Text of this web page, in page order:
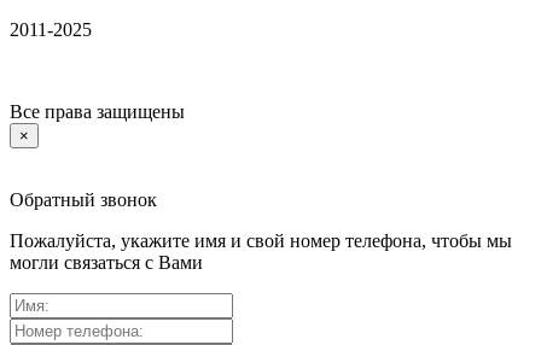
2011-2025
Все права защищены
×
Обратный звонок
Пожалуйста, укажите имя и свой номер телефона, чтобы мы
могли связаться с Вами